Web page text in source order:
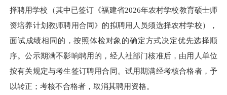
择聘用学校（其中已签订《福建省2026年农村学校教育硕士师
资培养计划教师聘用合同》的拟聘用人员须选择农村学校），
面试成绩相同的，按照体检对象的确定方式决定优先选择顺
序。公示期满不影响聘用的，经人社部门核准后，由用人单位
按有关规定与考生签订聘用合同。试用期满经考核合格者，予
以转正；考核不合格者，取消其聘用资格。